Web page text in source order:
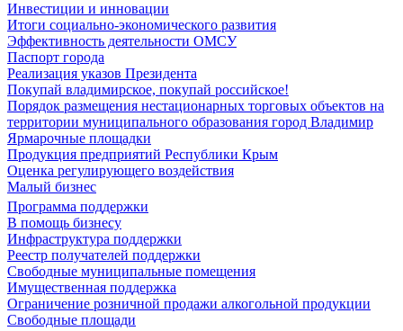
Инвестиции и инновации
Итоги социально-экономического развития
Эффективность деятельности ОМСУ
Паспорт города
Реализация указов Президента
Покупай владимирское, покупай российское!
Порядок размещения нестационарных торговых объектов на
территории муниципального образования город Владимир
Ярмарочные площадки
Продукция предприятий Республики Крым
Оценка регулирующего воздействия
Малый бизнес
Программа поддержки
В помощь бизнесу
Инфраструктура поддержки
Реестр получателей поддержки
Свободные муниципальные помещения
Имущественная поддержка
Ограничение розничной продажи алкогольной продукции
Свободные площади